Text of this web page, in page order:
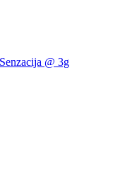
@ 3g